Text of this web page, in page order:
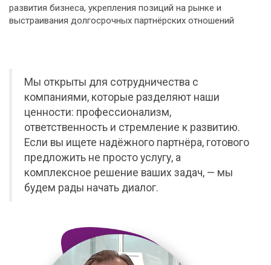
развития бизнеса, укрепления позиций на рынке и
выстраивания долгосрочных партнёрских отношений
Мы открыты для сотрудничества с
компаниями, которые разделяют наши
ценности: профессионализм,
ответственность и стремление к развитию.
Если вы ищете надёжного партнёра, готового
предложить не просто услугу, а
комплексное решение ваших задач, — мы
будем рады начать диалог.